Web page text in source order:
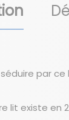
séduire par
lit existe en 2